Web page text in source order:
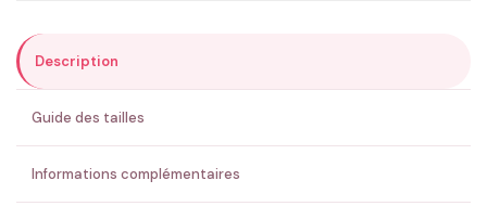
ENVOYER MA DEMANDE ✨
💚 Retour sous 24-48h🇫🇷 Flocage en France✅ Validation avant fabrication
Description
Guide des tailles
Informations complémentaires